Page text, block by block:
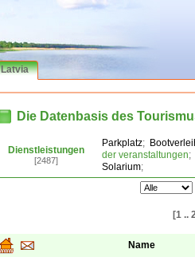
Latvia
Die Datenbasis des
Dienstleistungen
[2487]
Parkplatz;
der veranstaltungen;
Solarium;
[1 ..
Name